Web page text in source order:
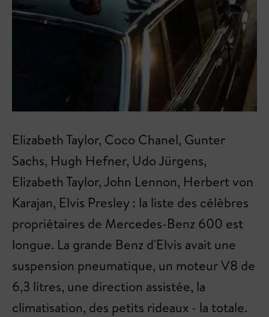
Elizabeth Taylor, Coco Chanel, Gunter
Sachs, Hugh Hefner, Udo Jürgens,
Elizabeth Taylor, John Lennon, Herbert von
Karajan, Elvis Presley : la liste des célèbres
propriétaires de Mercedes-Benz 600 est
longue. La grande Benz d'Elvis avait une
suspension pneumatique, un moteur V8 de
6,3 litres, une direction assistée, la
climatisation, des petits rideaux - la totale.